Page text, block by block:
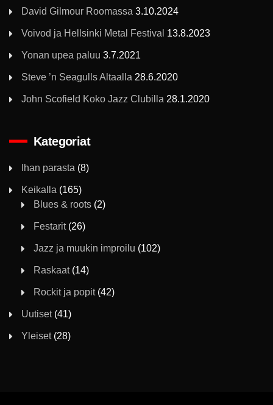
David Gilmour Roomassa 3.10.2024
Voivod ja Hellsinki Metal Festival 13.8.2023
Yonan upea paluu 3.7.2021
Steve ’n Seagulls Altaalla 28.6.2020
John Scofield Koko Jazz Clubilla 28.1.2020
Kategoriat
Ihan parasta (8)
Keikalla (165)
Blues & roots (2)
Festarit(26)
Jazz ja muukin improilu (102)
Raskaat(14)
Rockit ja popit(42)
Uutiset(41)
Yleiset(28)